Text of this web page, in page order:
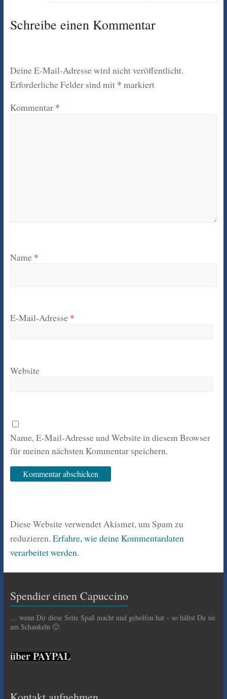
Schreibe einen Kommentar
Deine E-Mail-Adresse wird nicht veröffentlicht.
Erforderliche Felder sind mit * markiert
Kommentar *
Name *
E-Mail-Adresse *
Website
Name, E-Mail-Adresse und Website in diesem Browser
für meinen nächsten Kommentar speichern.
Diese Website verwendet Akismet, um Spam zu
reduzieren. Erfahre, wie deine Kommentardaten
verarbeitet werden.
Spendier einen Capuccino
… wenn Dir diese Seite Spaß macht und geholfen hat – so hältst Du sie
am Schaukeln 🙂
über PAYPAL